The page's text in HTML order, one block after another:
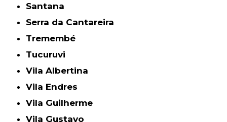
Santana
Serra da Cantareira
Tremembé
Tucuruvi
Vila Albertina
Vila Endres
Vila Guilherme
Vila Gustavo